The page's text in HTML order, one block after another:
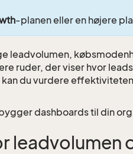
-planen eller en højere
leadvolumen,
ruder, der viser hvor
du vurdere
dashboards til din
leadvolumen